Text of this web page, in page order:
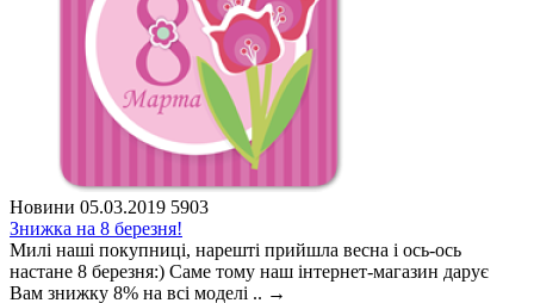
Новини 05.03.2019 5903
Знижка на 8 березня!
Милі наші покупниці, нарешті прийшла весна і ось-ось
настане 8 березня:) Саме тому наш інтернет-магазин дарує
Вам знижку 8% на всі моделі .. →